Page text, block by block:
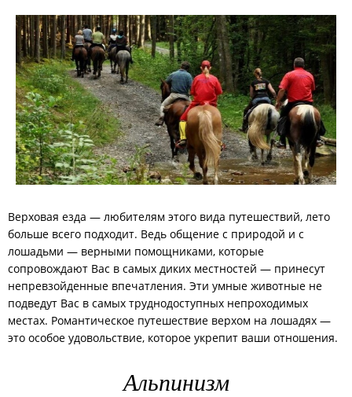
Верховая езда — любителям этого вида путешествий, лето
больше всего подходит. Ведь общение с природой и с
лошадьми — верными помощниками, которые
сопровождают Вас в самых диких местностей — принесут
непревзойденные впечатления. Эти умные животные не
подведут Вас в самых труднодоступных непроходимых
местах. Романтическое путешествие верхом на лошадях —
это особое удовольствие, которое укрепит ваши отношения.
Альпинизм